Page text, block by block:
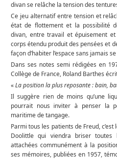
divan se relâche la tension des
Ce jeu alternatif entre tension et
état de flottement et la possibilité
divan, entre travail et épuisement
corps étendu produit des pensées et
façon d’habiter l’espace sans jamais
Dans ses notes semi rédigées en
Collège de France, Roland Barthes
«La position la plus reposante : bain,
Il suggère rien de moins qu’une
pourrait nous inviter à penser la
maritime de tangage.
Parmi tous les patients de Freud,
Doolittle qui viendra briser
attachées communément à la
ses mémoires, publiées en 1957,